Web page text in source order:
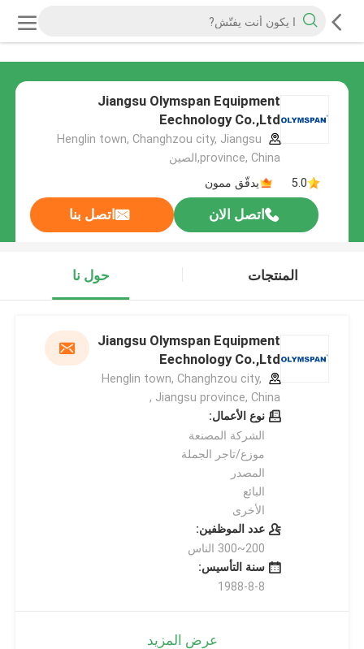
Jiangsu Olymspan Equipment
Eechnology Co.,Ltd
Henglin town, Changhzou city, Jiangsu
province, China,الصين
5.0
يدقّق ممون
اتصل الان اتصل بنا
المنتجات حول نا
Jiangsu Olymspan Equipment
Eechnology Co.,Ltd
Henglin town, Changhzou city,
Jiangsu province, China ,
نوع الأعمال:
الشركة المصنعة
موزع/تاجر الجملة
المصدر
البائع
الأخرى
عدد الموظفين:
200~300 الناس
سنة التأسيس:
1988-8-8
عرض المزيد